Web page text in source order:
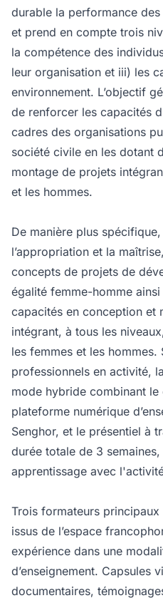
durable la performance
et prend en compte trois
la compétence des
leur organisation et iii) les
environnement. L’objectif
de renforcer les capacités
cadres des organisations
société civile en les dotant
montage de projets
et les hommes.
De manière plus
l’appropriation et la
concepts de projets de
égalité femme-homme
capacités en conception et
intégrant, à tous les
les femmes et les hommes.
professionnels en activité,
mode hybride combinant
plateforme numérique
Senghor, et le présentiel à
durée totale de 3
apprentissage avec
Trois formateurs
issus de l’espace
expérience dans une
d’enseignement. Capsules
documentaires,